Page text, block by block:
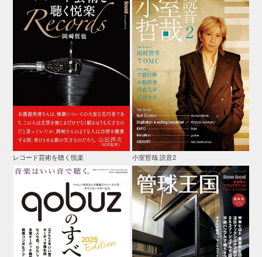
レコード芸術を聴く悦楽 小室哲哉 読音2